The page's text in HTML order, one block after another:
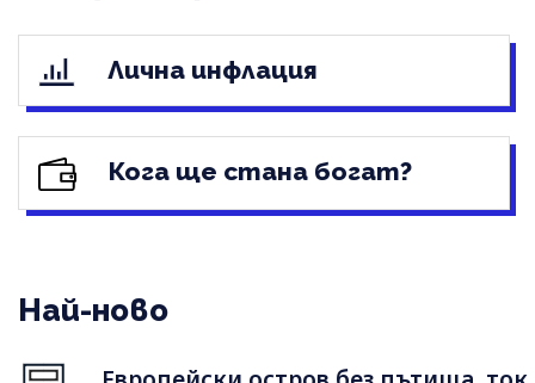
Лична инфлация
Кога ще стана богат?
Най-ново